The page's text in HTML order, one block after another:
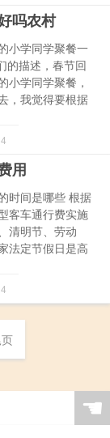
吗农村
小学同学聚餐一
的描述，春节回
小学同学聚餐，
，我觉得要根据
用
时间是哪些 根据
客车通行费实施
清明节、劳动
法定节假日是高
☚